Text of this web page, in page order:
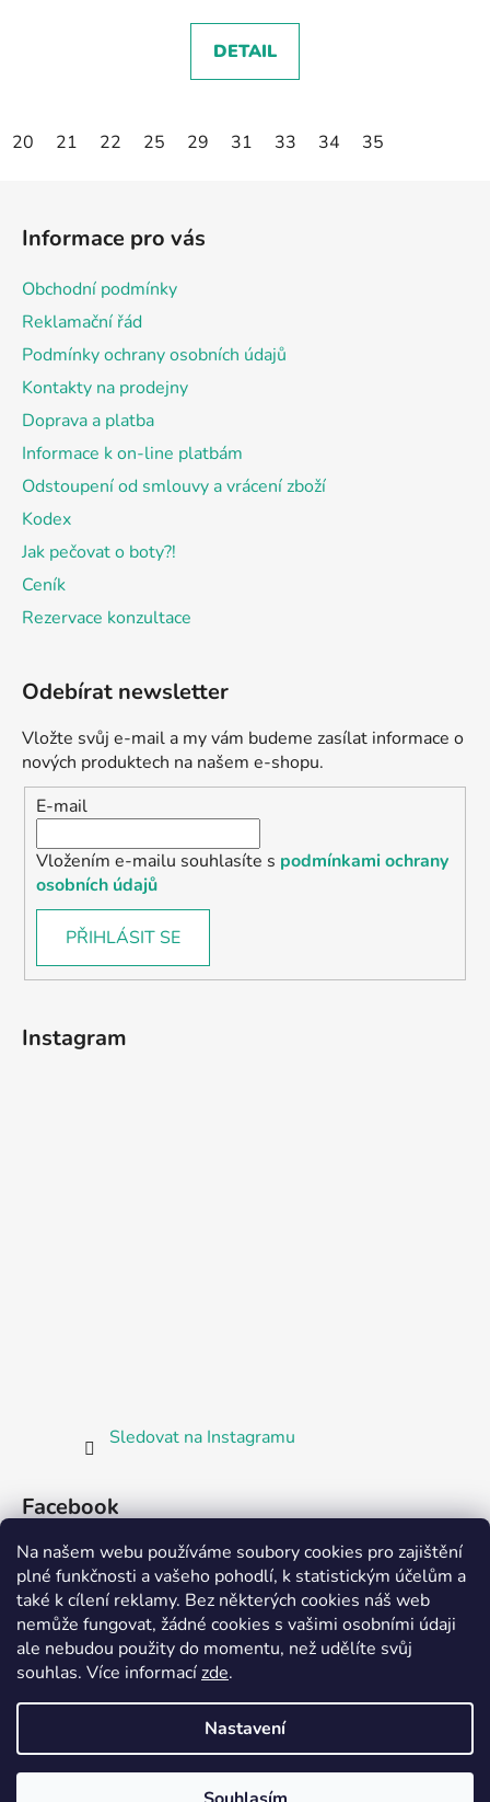
Na našem webu používáme soubory cookies pro zajištění
plné funkčnosti a vašeho pohodlí, k statistickým účelům a
také k cílení reklamy. Bez některých cookies náš web
nemůže fungovat, žádné cookies s vašimi osobními údaji
ale nebudou použity do momentu, než udělíte svůj
souhlas. Více informacízde.
Nastavení
DETAIL
20 21 22 25 29 31 33 34 35
Informace pro vás
Obchodní podmínky
Reklamační řád
Podmínky ochrany osobních údajů
Kontakty na prodejny
Doprava a platba
Informace k on-line platbám
Odstoupení od smlouvy a vrácení zboží
Kodex
Jak pečovat o boty?!
Ceník
Rezervace konzultace
Odebírat newsletter
Vložte svůj e-mail a my vám budeme zasílat informace o
nových produktech na našem e-shopu.
E-mail
Vložením e-mailu souhlasíte s podmínkami ochrany
osobních údajů
PŘIHLÁSIT SE
Instagram
Sledovat na Instagramu
Facebook
Partnerská prodejna Barefoot Plzeň
Vytvořil Shoptet